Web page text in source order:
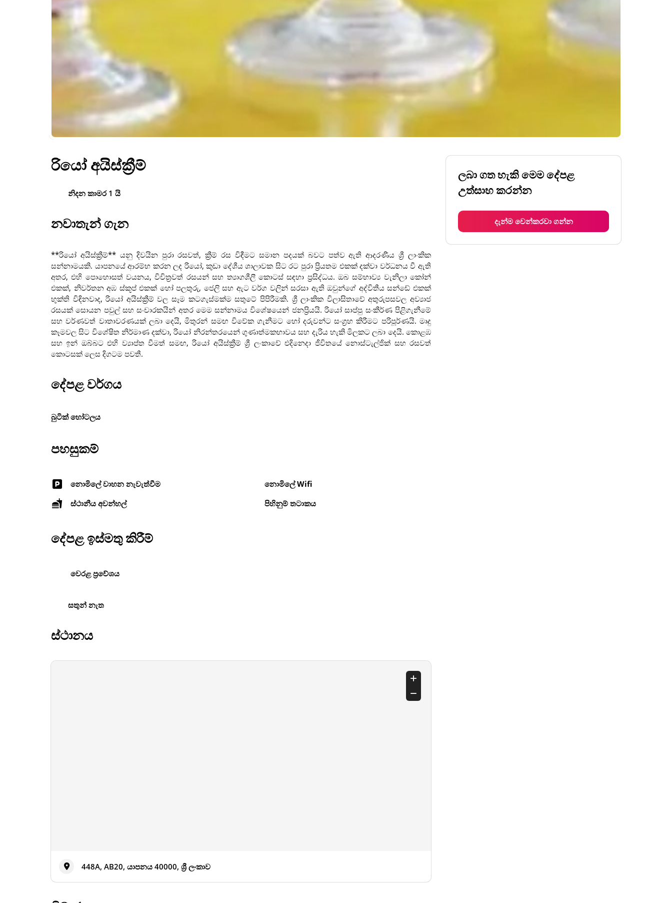
රියෝ අයිස්ක්‍රීම්
නිදන කාමර 1 යි
නවාතැන් ගැන
**රියෝ අයිස්ක්‍රීම්** යනු දිවයින පුරා රසවත්, ක්‍රීම් රස විඳීමට සමාන පදයක් බවට පත්ව ඇති ආදරණීය ශ්‍රී ලාංකික
සන්නාමයකි. යාපනයේ ආරම්භ කරන ලද රියෝ, කුඩා දේශීය ශාලාවක සිට රට පුරා ප්‍රියතම එකක් දක්වා වර්ධනය වී ඇති
අතර, එහි පොහොසත් වයනය, විචිත්‍රවත් රසයන් සහ ත්‍යාගශීලී කොටස් සඳහා ප්‍රසිද්ධය. ඔබ සම්භාව්‍ය වැනිලා කෝන්
එකක්, නිවර්තන අඹ ස්කූප් එකක් හෝ පලතුරු, ජෙලි සහ ඇට වර්ග වලින් සරසා ඇති ඔවුන්ගේ අද්විතීය සන්ඩේ එකක්
භුක්ති විඳිනවාද, රියෝ අයිස්ක්‍රීම් වල සෑම කටගැස්මක්ම සතුටේ පිපිරීමකි. ශ්‍රී ලාංකික විලාසිතාවේ අතුරුපසවල අව්‍යාජ
රසයක් සොයන පවුල් සහ සංචාරකයින් අතර මෙම සන්නාමය විශේෂයෙන් ජනප්‍රියයි. රියෝ සාප්පු සංකීර්ණ පිළිගැනීමේ
සහ වර්ණවත් වාතාවරණයක් ලබා දෙයි, මිතුරන් සමඟ විවේක ගැනීමට හෝ දරුවන්ට සංග්‍රහ කිරීමට පරිපූර්ණයි. මෘදු
කෑමවල සිට විශේෂිත නිර්මාණ දක්වා, රියෝ නිරන්තරයෙන් ගුණාත්මකභාවය සහ දැරිය හැකි මිලකට ලබා දෙයි. කොළඹ
සහ ඉන් ඔබ්බට එහි ව්‍යාප්ත වීමත් සමඟ, රියෝ අයිස්ක්‍රීම් ශ්‍රී ලංකාවේ එදිනෙදා ජීවිතයේ නොස්ටැල්ජික් සහ රසවත්
කොටසක් ලෙස දිගටම පවතී.
දේපළ වර්ගය
බුටික් හෝටලය
පහසුකම්
නොමිලේ වාහන නැවැත්වීම
නොමිලේ Wifi
ස්ථානීය අවන්හල්
පිහිනුම් තටාකය
දේපළ ඉස්මතු කිරීම්
වෙරළ ප්‍රවේශය
සතුන් නැත
ස්ථානය
448A, AB20, යාපනය 40000, ශ්‍රී ලංකාව
ලබා ගත හැකි මෙම දේපළ
උත්සාහ කරන්න
දැන්ම වෙන්කරවා ගන්න